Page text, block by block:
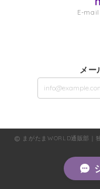
E-mail
メー
まがたまWORLD通販部｜